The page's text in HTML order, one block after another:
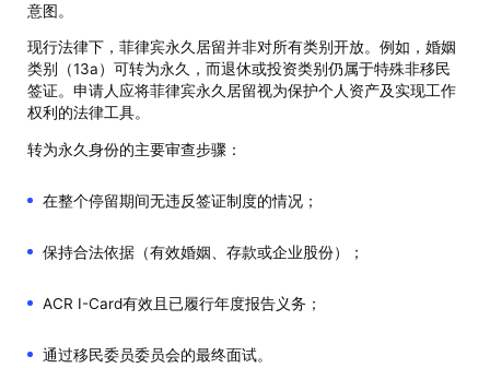
意图。
现行法律下，菲律宾永久居留并非对所有类别开放。例如，婚姻
类别（13a）可转为永久，而退休或投资类别仍属于特殊非移民
签证。申请人应将菲律宾永久居留视为保护个人资产及实现工作
权利的法律工具。
转为永久身份的主要审查步骤：
在整个停留期间无违反签证制度的情况；
保持合法依据（有效婚姻、存款或企业股份）；
ACR I-Card有效且已履行年度报告义务；
通过移民委员委员会的最终面试。